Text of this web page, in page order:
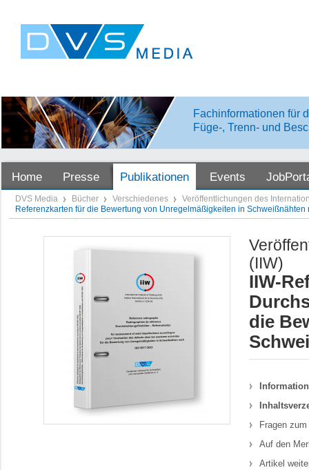
Fachinformationen für
Füge-, Trenn- und
Home Presse Publikationen Events
DVS Media Bücher Verschiedenes
Veröffentlichungen des
Referenzkarten für die Bewertung von Unregelmäßigkeiten in Schweißnähten
(IIW)
IIW-
die
Information
Fragen
Auf den
Artikel